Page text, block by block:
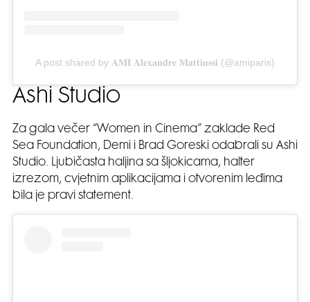
A post shared by 𝐀𝐌𝐈 𝐀𝐥𝐞𝐱𝐚𝐧𝐝𝐫𝐞 𝐌𝐚𝐭𝐭𝐢𝐮𝐬𝐬𝐢 (@amiparis)
Ashi Studio
Za gala večer “Women in Cinema” zaklade Red
Sea Foundation, Demi i Brad Goreski odabrali su Ashi
Studio. Ljubičasta haljina sa šljokicama, halter
izrezom, cvjetnim aplikacijama i otvorenim leđima
bila je pravi statement.